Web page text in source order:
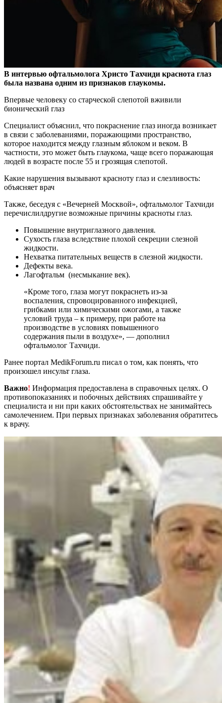
В интервью офтальмолога Христо Тахчиди краснота глаз
была названа одним из признаков глаукомы.
Впервые человеку со старческой слепотой вживили
бионический глаз
Специалист объяснил, что покраснение глаз иногда возникает
в связи с заболеваниями, поражающими пространство,
которое находится между глазным яблоком и веком. В
частности, это может быть глаукома, чаще всего поражающая
людей в возрасте после 55 и грозящая слепотой.
Какие нарушения вызывают красноту глаз и слезливость:
объясняет врач
Также, беседуя с «Вечерней Москвой», офтальмолог Тахчиди
перечислилдругие возможные причины красноты глаз.
Повышение внутриглазного давления.
Сухость глаза вследствие плохой секреции слезной
жидкости.
Нехватка питательных веществ в слезной жидкости.
Дефекты века.
Лагофтальм (несмыкание век).
«Кроме того, глаза могут покраснеть из-за
воспаления, спровоцированного инфекцией,
грибками или химическими ожогами, а также
условий труда – к примеру, при работе на
производстве в условиях повышенного
содержания пыли в воздухе», — дополнил
офтальмолог Тахчиди.
Ранее портал MedikForum.ru писал о том, как понять, что
произошел инсульт глаза.
Важно! Информация предоставлена в справочных целях. О
противопоказаниях и побочных действиях спрашивайте у
специалиста и ни при каких обстоятельствах не занимайтесь
самолечением. При первых признаках заболевания обратитесь
к врачу.